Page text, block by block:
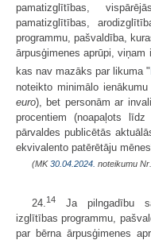
pamatizglītības,
pamatizglītības,
programmu, pašvaldība,
ārpusģimenes aprūpi,
kas nav mazāks par likuma "
noteikto minimālo
euro), bet personām ar
procentiem (noapaļots līdz
pārvaldes publicētās
ekvivalento patērētāju
(MK30.04.2024. noteikumu
24. 14
Ja pilngadību
izglītības programmu,
par bērna ārpusģimenes